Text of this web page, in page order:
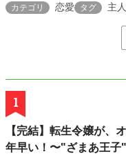
カテゴリ 恋愛 タグ 主
1
【完結】転生令嬢が、
年早い！〜"ざまあ王子